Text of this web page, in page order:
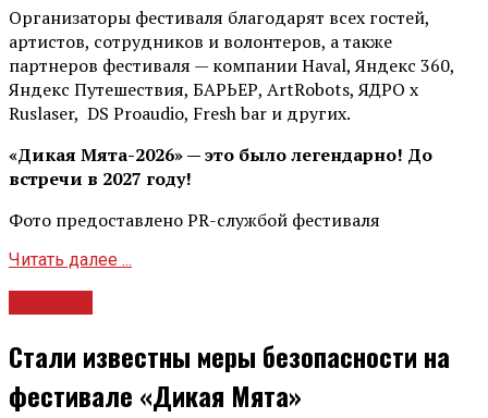
Организаторы фестиваля благодарят всех гостей,
артистов, сотрудников и волонтеров, а также
партнеров фестиваля — компании Haval, Яндекс 360,
Яндекс Путешествия, БАРЬЕР, ArtRobots, ЯДРО х
Ruslaser, DS Proaudio, Fresh bar и других.
«Дикая Мята-2026» — это было легендарно! До
встречи в 2027 году!
Фото предоставлено PR-службой фестиваля
Читать далее ...
Стали известны меры безопасности на
фестивале «Дикая Мята»